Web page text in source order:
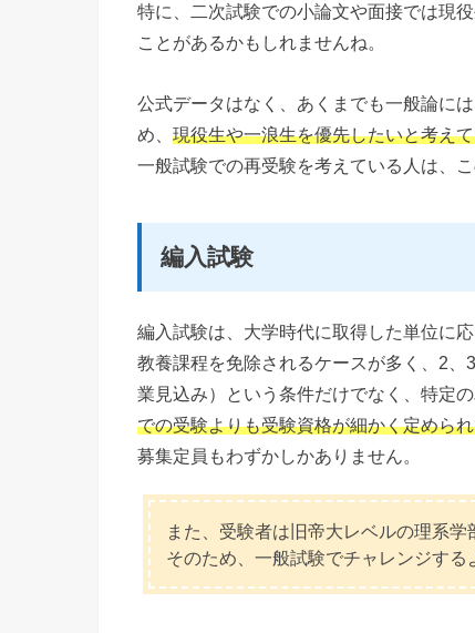
特に、二次試験での小論文や面接では現
ことがあるかもしれませんね。
公式データはなく、あくまでも一般論に
め、 現役生や一浪生を優先したいと考え
一般試験での再受験を考えている人は、
編入試験
編入試験は、大学時代に取得した単位に
教養課程を免除されるケースが多く、2
業見込み）という条件だけでなく、特定
での受験よりも受験資格が細かく定めら
募集定員もわずかしかありません。
また、受験者は旧帝大レベルの理系
そのため、一般試験でチャレンジする